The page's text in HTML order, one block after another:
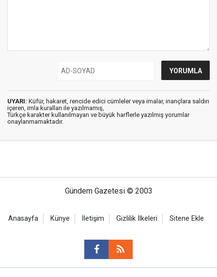
UYARI: Küfür, hakaret, rencide edici cümleler veya imalar, inançlara saldırı
içeren, imla kuralları ile yazılmamış,
Türkçe karakter kullanılmayan ve büyük harflerle yazılmış yorumlar
onaylanmamaktadır.
Gündem Gazetesi © 2003
Anasayfa Künye İletişim Gizlilik İlkeleri Sitene Ekle